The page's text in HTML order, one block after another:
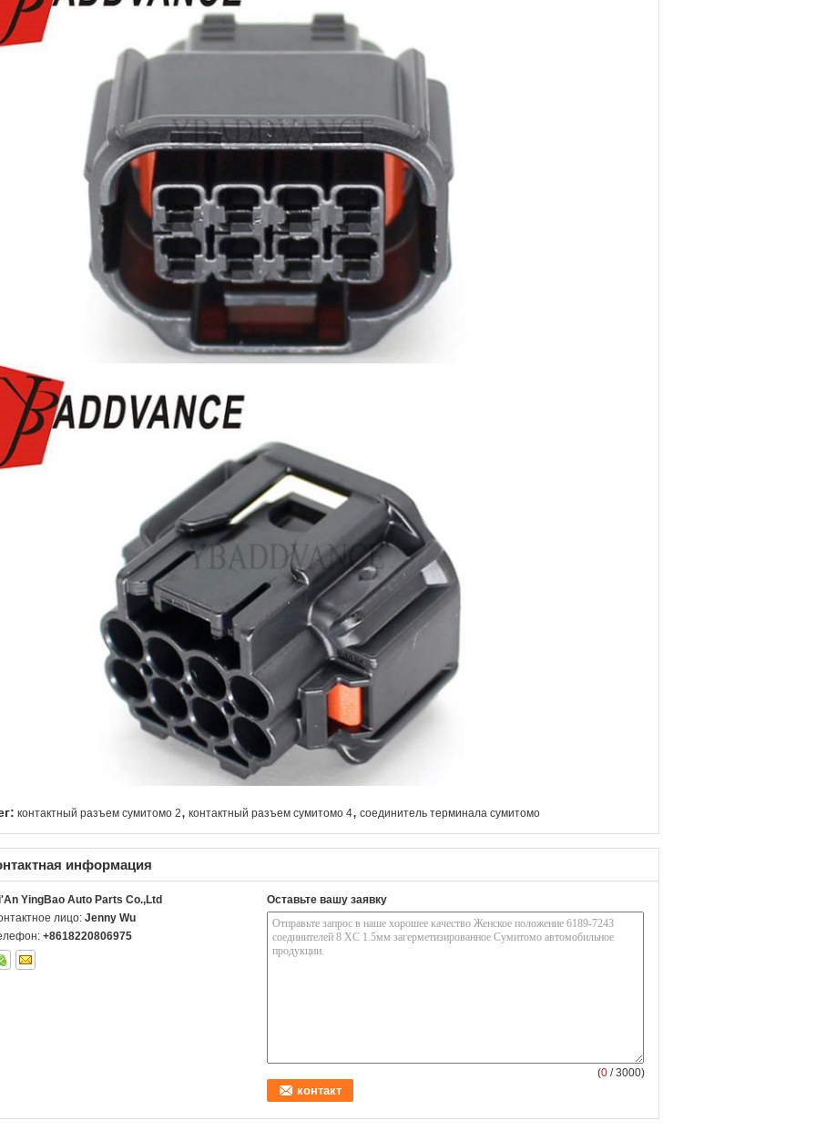
контактный разъем сумитомо 2, контактный разъем сумитомо 4, соединитель терминала сумитомо
информация
YingBao Auto Parts Co.,Ltd
лицо: Jenny Wu
+8618220806975
Оставьте вашу заявку
(0 / 3000)